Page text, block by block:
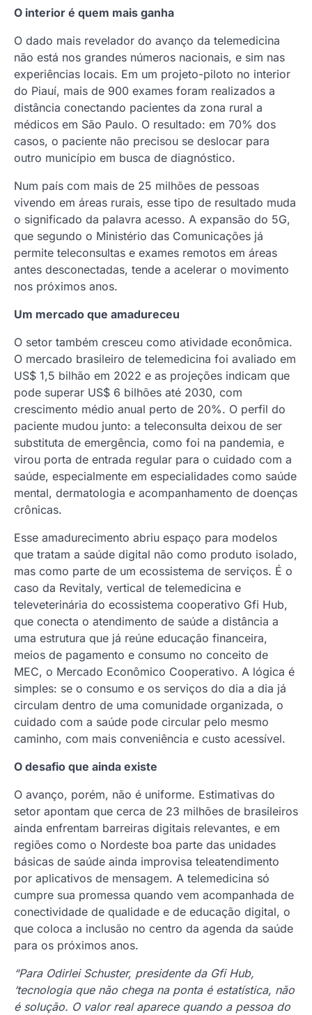
O interior é quem mais ganha
O dado mais revelador do avanço da telemedicina
não está nos grandes números nacionais, e sim nas
experiências locais. Em um projeto-piloto no interior
do Piauí, mais de 900 exames foram realizados a
distância conectando pacientes da zona rural a
médicos em São Paulo. O resultado: em 70% dos
casos, o paciente não precisou se deslocar para
outro município em busca de diagnóstico.
Num país com mais de 25 milhões de pessoas
vivendo em áreas rurais, esse tipo de resultado muda
o significado da palavra acesso. A expansão do 5G,
que segundo o Ministério das Comunicações já
permite teleconsultas e exames remotos em áreas
antes desconectadas, tende a acelerar o movimento
nos próximos anos.
Um mercado que amadureceu
O setor também cresceu como atividade econômica.
O mercado brasileiro de telemedicina foi avaliado em
US$ 1,5 bilhão em 2022 e as projeções indicam que
pode superar US$ 6 bilhões até 2030, com
crescimento médio anual perto de 20%. O perfil do
paciente mudou junto: a teleconsulta deixou de ser
substituta de emergência, como foi na pandemia, e
virou porta de entrada regular para o cuidado com a
saúde, especialmente em especialidades como saúde
mental, dermatologia e acompanhamento de doenças
crônicas.
Esse amadurecimento abriu espaço para modelos
que tratam a saúde digital não como produto isolado,
mas como parte de um ecossistema de serviços. É o
caso da Revitaly, vertical de telemedicina e
televeterinária do ecossistema cooperativo Gfi Hub,
que conecta o atendimento de saúde a distância a
uma estrutura que já reúne educação financeira,
meios de pagamento e consumo no conceito de
MEC, o Mercado Econômico Cooperativo. A lógica é
simples: se o consumo e os serviços do dia a dia já
circulam dentro de uma comunidade organizada, o
cuidado com a saúde pode circular pelo mesmo
caminho, com mais conveniência e custo acessível.
O desafio que ainda existe
O avanço, porém, não é uniforme. Estimativas do
setor apontam que cerca de 23 milhões de brasileiros
ainda enfrentam barreiras digitais relevantes, e em
regiões como o Nordeste boa parte das unidades
básicas de saúde ainda improvisa teleatendimento
por aplicativos de mensagem. A telemedicina só
cumpre sua promessa quando vem acompanhada de
conectividade de qualidade e de educação digital, o
que coloca a inclusão no centro da agenda da saúde
para os próximos anos.
“Para Odirlei Schuster, presidente da Gfi Hub,
‘tecnologia que não chega na ponta é estatística, não
é solução. O valor real aparece quando a pessoa do